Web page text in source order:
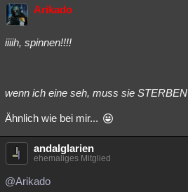
Arikado
iiiih, spinnen!!!!
wenn ich eine seh, muss sie STERBEN
Ähnlich wie bei mir...
andalglarien
ehemaliges Mitglied
@Arikado